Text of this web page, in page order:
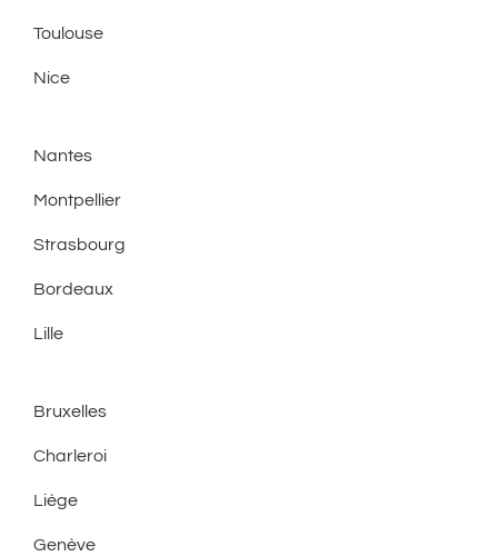
Toulouse
Nice
Nantes
Montpellier
Strasbourg
Bordeaux
Lille
Bruxelles
Charleroi
Liège
Genève